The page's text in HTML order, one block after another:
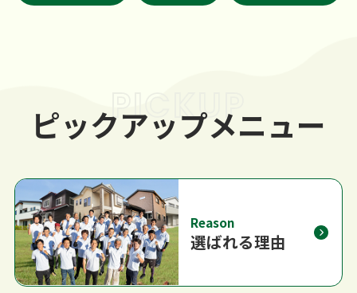
PICKUP
ピックアップメニュー
Reason
選ばれる理由